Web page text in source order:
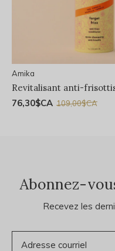
Amika
Revitalisant anti-
76,30$CA 109,00$CA
Abonnez-
Recevez les